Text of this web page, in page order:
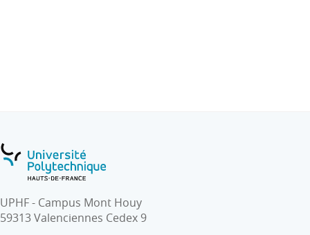
UPHF - Campus Mont Houy
59313 Valenciennes Cedex 9